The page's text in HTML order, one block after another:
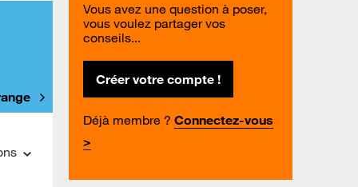
Vous avez une question à poser,
vous voulez partager vos
conseils...
Créer votre compte !
Déjà membre ? Connectez-vous
>